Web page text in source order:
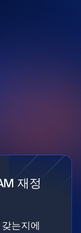
재정
는지에